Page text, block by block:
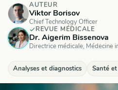
AUTEUR
Viktor Borisov
Chief Technology Officer
REVUE MÉDICALE
Dr. Aigerim Bissenova
Directrice médicale, Médecine
Analyses et diagnostics Santé